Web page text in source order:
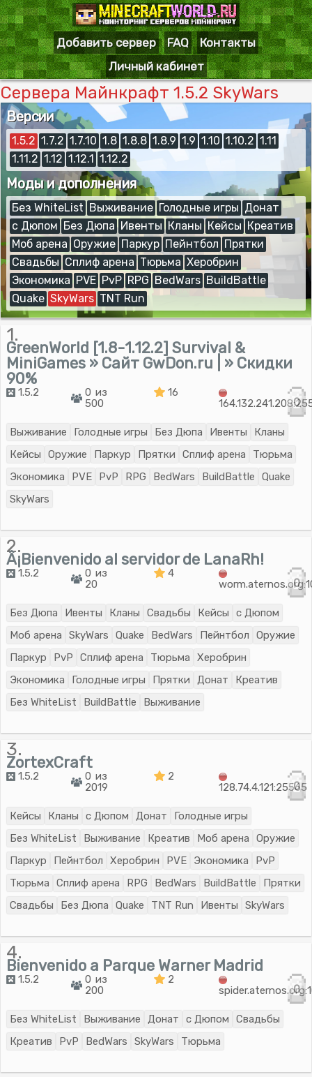
Добавить сервер FAQ
Контакты
Личный кабинет
Сервера Майнкрафт 1.5.2 SkyWars
Версии
1.5.2 1.7.2 1.7.10 1.8 1.8.8 1.8.9 1.9 1.10 1.10.2 1.11
1.11.2 1.12 1.12.1 1.12.2
Моды и дополнения
Без WhiteList Выживание Голодные игры Донат
с Дюпом Без Дюпа Ивенты Кланы Кейсы Креатив
Моб арена Оружие Паркур Пейнтбол Прятки
Свадьбы Сплиф арена Тюрьма Херобрин
Экономика PVE PvP RPG BedWars BuildBattle
Quake SkyWars TNT Run
1.
GreenWorld [1.8-1.12.2] Survival &
MiniGames » Сайт GwDon.ru | » Скидки
90%
1.5.2
0 из
500
16
0
Выживание Голодные игры Без Дюпа Ивенты
Кланы
Кейсы
Оружие Паркур Прятки Сплиф арена
Тюрьма
Экономика
PVE PvP RPG BedWars BuildBattle
Quake
SkyWars
2.
Â¡Bienvenido al servidor de LanaRh!
1.5.2
0 из
20
4
0
Без Дюпа Ивенты Кланы Свадьбы Кейсы
с Дюпом
Моб арена
SkyWars Quake BedWars Пейнтбол
Оружие
Паркур
PvP Сплиф арена Тюрьма
Херобрин
Экономика
Голодные игры Прятки Донат
Креатив
Без WhiteList
BuildBattle Выживание
3.
ZortexCraft
1.5.2
0 из
2019
2
128.74.4.121:25565
0
Кейсы Кланы с Дюпом Донат
Голодные игры
Без WhiteList
Выживание Креатив Моб арена
Оружие
Паркур
Пейнтбол Херобрин PVE Экономика
PvP
Тюрьма
Сплиф арена RPG BedWars BuildBattle
Прятки
Свадьбы
Без Дюпа Quake TNT Run Ивенты SkyWars
4.
Bienvenido a Parque Warner Madrid
1.5.2
0 из
200
2
0
Без WhiteList Выживание Донат с Дюпом
Свадьбы
Креатив
PvP BedWars SkyWars Тюрьма